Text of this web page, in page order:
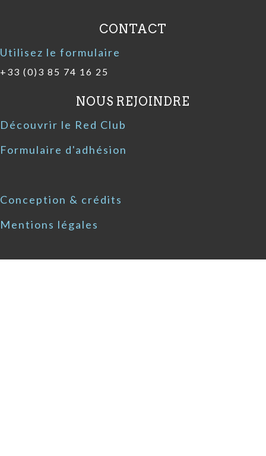
CONTACT
Utilisez le formulaire
+33 (0)3 85 74 16 25
NOUS REJOINDRE
Découvrir le Red Club
Formulaire d'adhésion
Conception & crédits
Mentions légales